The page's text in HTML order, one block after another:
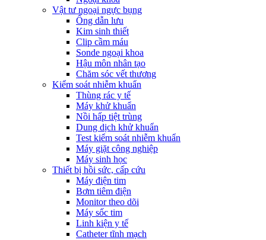
Vật tư ngoại ngực bụng
Ống dẫn lưu
Kim sinh thiết
Clip cầm máu
Sonde ngoại khoa
Hậu môn nhân tạo
Chăm sóc vết thương
Kiểm soát nhiễm khuẩn
Thùng rác y tế
Máy khử khuẩn
Nồi hấp tiệt trùng
Dung dịch khử khuẩn
Test kiểm soát nhiễm khuẩn
Máy giặt công nghiệp
Máy sinh học
Thiết bị hồi sức, cấp cứu
Máy điện tim
Bơm tiêm điện
Monitor theo dõi
Máy sốc tim
Linh kiện y tế
Catheter tĩnh mạch